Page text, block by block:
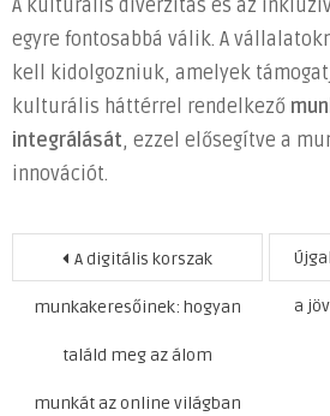
A kulturális diverzitás és az
egyre fontosabbá válik. A
kell kidolgozniuk, amelyek
kulturális háttérrel rendelkező
integrálását, ezzel elősegítve a
innovációt.
Bejegyzés
navigáció
A digitális korszak
munkakeresőinek: hogyan
találd meg az álom
munkát az online világban
a